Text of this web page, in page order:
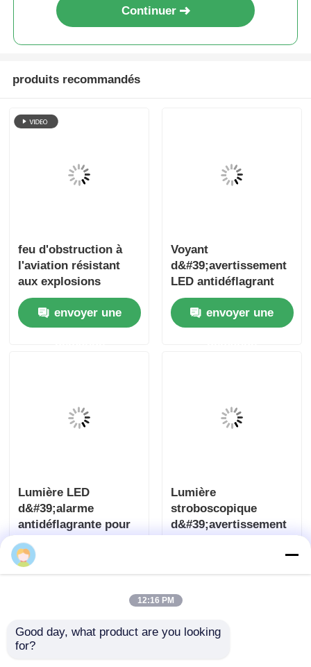
Continuer
produits recommandés
feu d'obstruction à
l'aviation résistant
aux explosions
envoyer une
Voyant
d&#39;avertissement
LED antidéflagrant
avec sirène
envoyer une
Lumière LED
d&#39;alarme
antidéflagrante pour
zone 1 et zone 2
Lumière
stroboscopique
d&#39;avertissement
usines
12:16 PM
Good day, what product are you looking
for?